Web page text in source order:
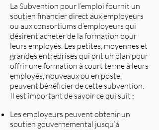
La Subvention pour l’emploi fournit un
soutien financier direct aux employeurs
ou aux consortiums d’employeurs qui
désirent acheter de la formation pour
leurs employés. Les petites, moyennes et
grandes entreprises qui ont un plan pour
offrir une formation à court terme à leurs
employés, nouveaux ou en poste,
peuvent bénéficier de cette subvention.
Il est important de savoir ce qui suit :
Les employeurs peuvent obtenir un
soutien gouvernemental jusqu’à